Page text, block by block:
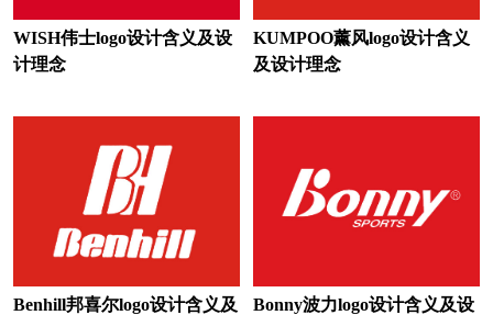
名表logo设计 民宿logo设计
麻辣烫logo设计 面馆logo设计
媒体logo设计 美容logo设计
美术培训logo设计
奶瓶logo设计 奶酪logo设计
奶粉logo设计
女装logo设计 女鞋logo设计
WISH伟士logo设计含义及设
计理念
KUMPOO薰风logo设计含义
及设计理念
Benhill邦喜尔logo设计含义及
Bonny波力logo设计含义及设